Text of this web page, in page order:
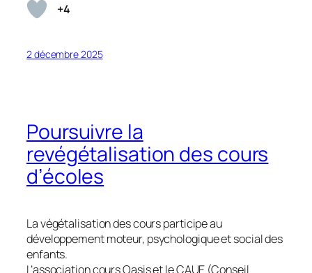
+4
2 décembre 2025
Poursuivre la
revégétalisation des cours
d’écoles
La végétalisation des cours participe au
développement moteur, psychologique et social des
enfants.
L’association cours Oasis et le CAUE (Conseil